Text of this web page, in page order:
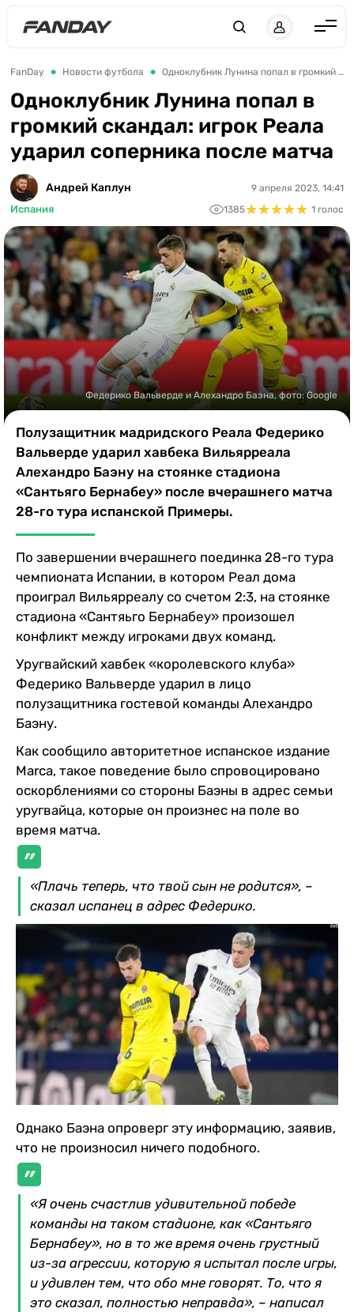
Англия
Испания
Германия
Италия
Франция
Украина
ЛЧ
ЛЕ
ЧЕ-2028
Букмекеры
Казино
FanDay Новости футбола Одноклубник Лунина попал в громкий скандал: игрок Реала ударил соперника после матча
Одноклубник Лунина попал в
громкий скандал: игрок Реала
ударил соперника после матча
Андрей Каплун
Испания
9 апреля 2023, 14:41
1385★★★★★
★★★★★ 1 голос
Федерико Вальверде и Алехандро Баэна, фото: Google
Полузащитник мадридского Реала Федерико
Вальверде ударил хавбека Вильярреала
Алехандро Баэну на стоянке стадиона
«Сантьяго Бернабеу» после вчерашнего матча
28-го тура испанской Примеры.
По завершении вчерашнего поединка 28-го тура
чемпионата Испании, в котором Реал дома
проиграл Вильярреалу со счетом 2:3, на стоянке
стадиона «Сантяьго Бернабеу» произошел
конфликт между игроками двух команд.
Уругвайский хавбек «королевского клуба»
Федерико Вальверде ударил в лицо
полузащитника гостевой команды Алехандро
Баэну.
Как сообщило авторитетное испанское издание
Marca, такое поведение было спровоцировано
оскорблениями со стороны Баэны в адрес семьи
уругвайца, которые он произнес на поле во
время матча.
«Плачь теперь, что твой сын не родится», –
сказал испанец в адрес Федерико.
Однако Баэна опроверг эту информацию, заявив,
что не произносил ничего подобного.
«Я очень счастлив удивительной победе
команды на таком стадионе, как «Сантьяго
Бернабеу», но в то же время очень грустный
из-за агрессии, которую я испытал после игры,
и удивлен тем, что обо мне говорят. То, что я
это сказал, полностью неправда», – написал